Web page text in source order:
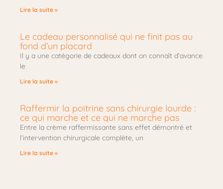
Lire la suite »
Le cadeau personnalisé qui ne finit pas au
fond d’un placard
Il y a une catégorie de cadeaux dont on connaît d’avance
le
Lire la suite »
Raffermir la poitrine sans chirurgie lourde :
ce qui marche et ce qui ne marche pas
Entre la crème raffermissante sans effet démontré et
l’intervention chirurgicale complète, un
Lire la suite »